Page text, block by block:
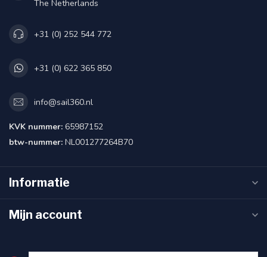
The Netherlands
+31 (0) 252 544 772
+31 (0) 622 365 850
info@sail360.nl
KVK nummer: 65987152
btw-nummer: NL001277264B70
Informatie
Mijn account